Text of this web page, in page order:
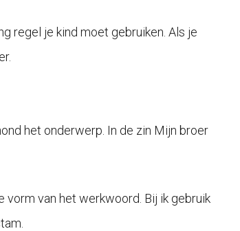
regel je kind moet gebruiken. Als je
het onderwerp. In de zin Mijn broer
van het werkwoord. Bij ik gebruik